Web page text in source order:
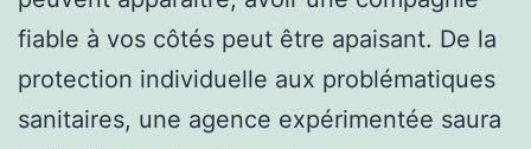
fiable à vos côtés peut être apaisant. De la
protection individuelle aux problématiques
sanitaires, une agence expérimentée saura